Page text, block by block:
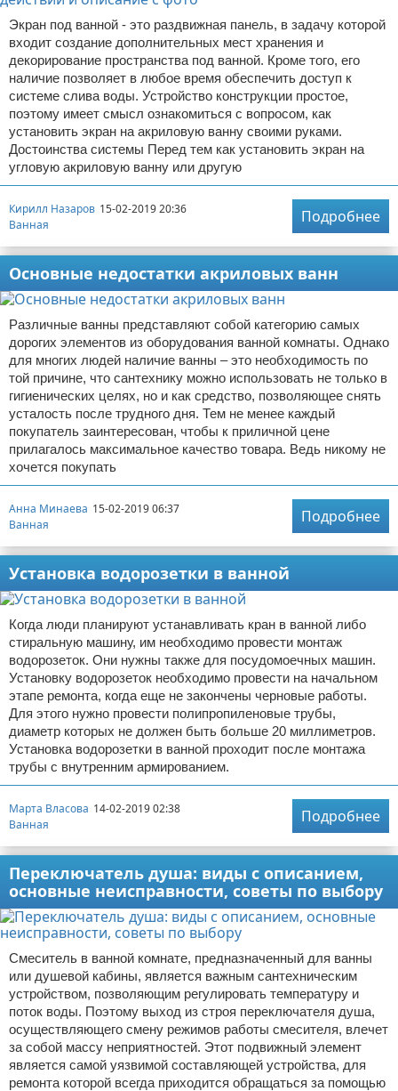
Экран под ванной - это раздвижная панель, в задачу которой
входит создание дополнительных мест хранения и
декорирование пространства под ванной. Кроме того, его
наличие позволяет в любое время обеспечить доступ к
системе слива воды. Устройство конструкции простое,
поэтому имеет смысл ознакомиться с вопросом, как
установить экран на акриловую ванну своими руками.
Достоинства системы Перед тем как установить экран на
угловую акриловую ванну или другую
Кирилл Назаров 15-02-2019 20:36
Ванная
Подробнее
Основные недостатки акриловых ванн
Различные ванны представляют собой категорию самых
дорогих элементов из оборудования ванной комнаты. Однако
для многих людей наличие ванны – это необходимость по
той причине, что сантехнику можно использовать не только в
гигиенических целях, но и как средство, позволяющее снять
усталость после трудного дня. Тем не менее каждый
покупатель заинтересован, чтобы к приличной цене
прилагалось максимальное качество товара. Ведь никому не
хочется покупать
Анна Минаева 15-02-2019 06:37
Ванная
Подробнее
Установка водорозетки в ванной
Когда люди планируют устанавливать кран в ванной либо
стиральную машину, им необходимо провести монтаж
водорозеток. Они нужны также для посудомоечных машин.
Установку водорозеток необходимо провести на начальном
этапе ремонта, когда еще не закончены черновые работы.
Для этого нужно провести полипропиленовые трубы,
диаметр которых не должен быть больше 20 миллиметров.
Установка водорозетки в ванной проходит после монтажа
трубы с внутренним армированием.
Марта Власова 14-02-2019 02:38
Ванная
Подробнее
Переключатель душа: виды с описанием,
основные неисправности, советы по выбору
Смеситель в ванной комнате, предназначенный для ванны
или душевой кабины, является важным сантехническим
устройством, позволяющим регулировать температуру и
поток воды. Поэтому выход из строя переключателя душа,
осуществляющего смену режимов работы смесителя, влечет
за собой массу неприятностей. Этот подвижный элемент
является самой уязвимой составляющей устройства, для
ремонта которой всегда приходится обращаться за помощью